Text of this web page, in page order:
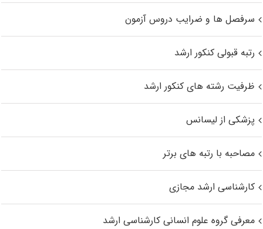
سرفصل ها و ضرایب دروس آزمون
رتبه قبولی کنکور ارشد
ظرفیت رشته های کنکور ارشد
پزشکی از لیسانس
مصاحبه با رتبه های برتر
کارشناسی ارشد مجازی
معرفی گروه علوم انسانی کارشناسی ارشد